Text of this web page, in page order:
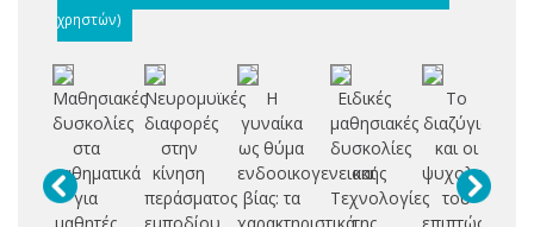
χρηστών)
Μαθησιακές
δυσκολίες
στα
μαθηματικά
για
Νευρομυϊκές
διαφορές
στην
κίνηση
περάσματος
Η
γυναίκα
ως θύμα
ενδοοικογενειακής
βίας: τα
Ειδικές
μαθησιακές
δυσκολίες
και
Τεχνολογίες
Το
διαζύγιο
και οι
ψυχολογικές
του